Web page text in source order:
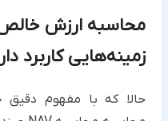
محاسبه ارزش خالص
زمینه‌هایی کاربرد
حالا که با مفهوم